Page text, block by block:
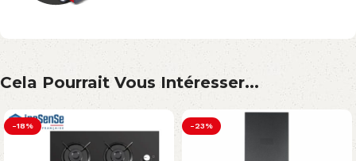
Cela Pourrait Vous Intéresser...
-18% -23%